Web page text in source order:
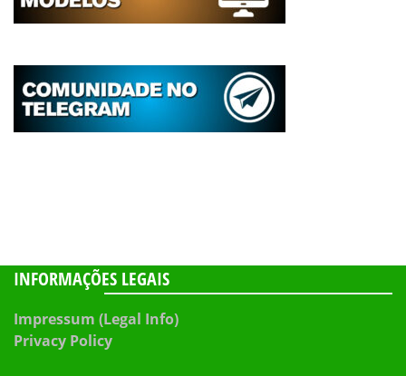
INFORMAÇÕES LEGAIS
Impressum (Legal Info)
Privacy Policy